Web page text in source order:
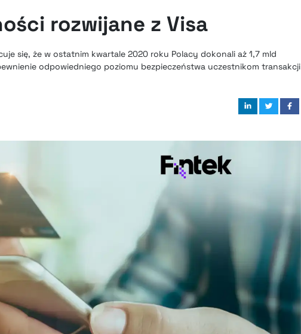
rozwijane z Visa
się, że w ostatnim kwartale 2020 roku Polacy dokonali aż 1,7 mld
odpowiedniego poziomu bezpieczeństwa uczestnikom transakcji